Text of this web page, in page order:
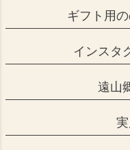
ギフト用
インスタ
遠山